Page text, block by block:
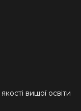
вищої освіти